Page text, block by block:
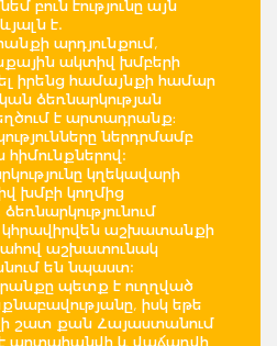
բուն էությունը այն
է.
արդյունքում,
ակտիվ խմբերի
իրենց համայնքի համար
ձեռնարկության
է արտադրանք։
ներդրմամբ
կղեկավարի
խմբի կողմից
աշխատանքի
աշխատունակ
են նպաստ:
պետք է ուղղված
իսկ եթե
շատ քան Հայաստանում
արտահանվի և վաճառվի